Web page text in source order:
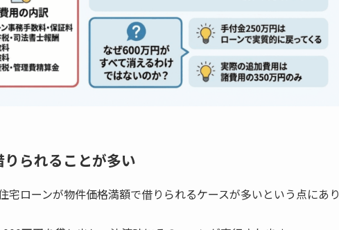
られることが多い
ローンが物件価格満額で借りられるケースが多いという点にあり